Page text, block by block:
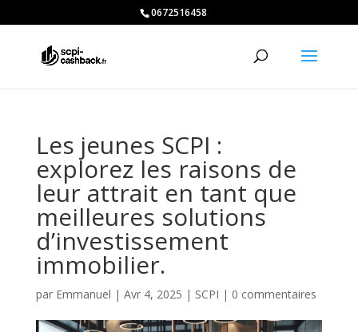
0672516458
Les jeunes SCPI :
explorez les raisons de
leur attrait en tant que
meilleures solutions
d’investissement
immobilier.
par Emmanuel | Avr 4, 2025 | SCPI | 0 commentaires